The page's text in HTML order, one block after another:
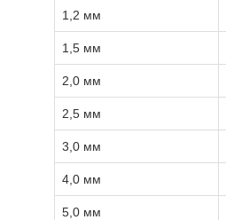
1,2 мм
1,5 мм
2,0 мм
2,5 мм
3,0 мм
4,0 мм
5,0 мм